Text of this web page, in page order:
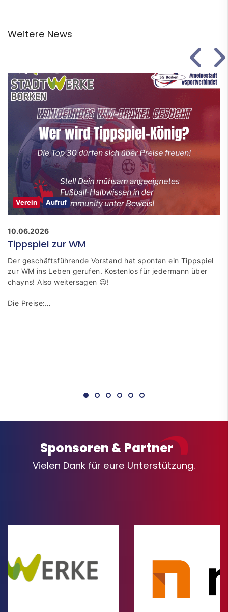
Weitere News
Verein Aufruf
10.06.2026
Tippspiel zur WM
Der geschäftsführende Vorstand hat spontan ein Tippspiel
zur WM ins Leben gerufen. Kostenlos für jedermann über
chayns! Also weitersagen 😉!
Die Preise:…
Sponsoren & Partner
Vielen Dank für eure Unterstützung.